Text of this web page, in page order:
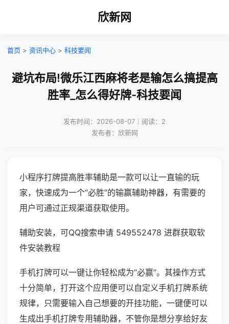
欣新网
首页 > 资讯中心 > 科技要闻
避坑布局!微乐江西麻将老是输怎么搞提高
胜率_怎么得好牌-科技要闻
发布时间：2026-08-07｜阅读：2
发布者：欣新网
小程序打牌提高胜率辅助是一款可以让一直输的玩
家，快速成为一个“必胜”的输赢辅助神器，有需要的
用户可通过正规渠道获取使用。
辅助安装，可QQ搜索申请 549552478 进群获取软
件安装教程
手机打牌可以一键让你轻松成为“必赢”。其操作方式
十分简单，打开这个应用便可以自定义手机打牌系统
规律，只需要输入自己想要的开挂功能，一键便可以
生成出手机打牌专用辅助器，不管你是想分享给好友